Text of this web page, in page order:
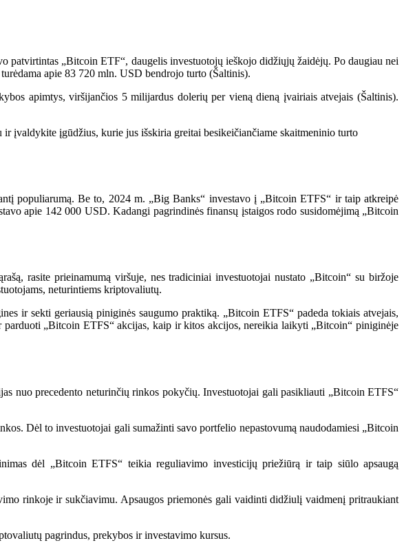
patvirtintas „Bitcoin ETF“, daugelis investuotojų ieškojo didžiųjų žaidėjų. Po daugiau nei
apie 83 720 mln. USD bendrojo turto (Šaltinis).
apimtys, viršijančios 5 milijardus dolerių per vieną dieną įvairiais atvejais (Šaltinis).
įvaldykite įgūdžius, kurie jus išskiria greitai besikeičiančiame skaitmeninio turto
populiarumą. Be to, 2024 m. „Big Banks“ investavo į „Bitcoin ETFS“ ir taip atkreipė
apie 142 000 USD. Kadangi pagrindinės finansų įstaigos rodo susidomėjimą „Bitcoin
rasite prieinamumą viršuje, nes tradiciniai investuotojai nustato „Bitcoin“ su biržoje
neturintiems kriptovaliutų.
ir sekti geriausią piniginės saugumo praktiką. „Bitcoin ETFS“ padeda tokiais atvejais,
„Bitcoin ETFS“ akcijas, kaip ir kitos akcijos, nereikia laikyti „Bitcoin“ piniginėje
nuo precedento neturinčių rinkos pokyčių. Investuotojai gali pasikliauti „Bitcoin ETFS“
Dėl to investuotojai gali sumažinti savo portfelio nepastovumą naudodamiesi „Bitcoin
dėl „Bitcoin ETFS“ teikia reguliavimo investicijų priežiūrą ir taip siūlo apsaugą
rinkoje ir sukčiavimu. Apsaugos priemonės gali vaidinti didžiulį vaidmenį pritraukiant
pagrindus, prekybos ir investavimo kursus.